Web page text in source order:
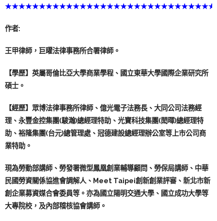
作者:
王甲律師，巨曜法律事務所合署律師。
【學歷】英屬哥倫比亞大學商業學程、國立東華大學國際企業研究所
碩士。
【經歷】眾博法律事務所律師、億光電子法務長、大同公司法務經
理、永豐金控集團(駿瀚)總經理特助、光寶科技集團(閎暉)總經理特
助、裕隆集團(台元)總管理處、冠德建設總經理辦公室等上市公司商
業特助。
現為勞動部講師、勞發署微型鳳凰創業輔導顧問、勞保局講師、中華
民國勞資關係協進會調解人、Meet Taipei創新創業評審、新北市新
創企業募資媒合會委員等。亦為國立陽明交通大學、國立成功大學等
大專院校，及內部稽核協會講師。